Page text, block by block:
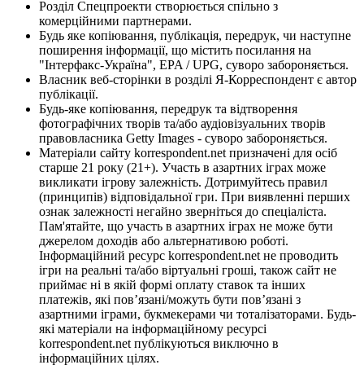
Розділ Спецпроекти створюється спільно з
комерційними партнерами.
Будь яке копіювання, публікація, передрук, чи наступне
поширення інформації, що містить посилання на
"Інтерфакс-Україна", EPA / UPG, суворо забороняється.
Власник веб-сторінки в розділі Я-Корреспондент є автор
публікації.
Будь-яке копіювання, передрук та відтворення
фотографічних творів та/або аудіовізуальних творів
правовласника Getty Images - суворо забороняється.
Матеріали сайту korrespondent.net призначені для осіб
старше 21 року (21+). Участь в азартних іграх може
викликати ігрову залежність. Дотримуйтесь правил
(принципів) відповідальної гри. При виявленні перших
ознак залежності негайно зверніться до спеціаліста.
Пам'ятайте, що участь в азартних іграх не може бути
джерелом доходів або альтернативою роботі.
Інформаційний ресурс korrespondent.net не проводить
ігри на реальні та/або віртуальні гроші, також сайт не
приймає ні в якій формі оплату ставок та інших
платежів, які пов’язані/можуть бути пов’язані з
азартними іграми, букмекерами чи тоталізаторами. Будь-
які матеріали на інформаційному ресурсі
korrespondent.net публікуються виключно в
інформаційних цілях.